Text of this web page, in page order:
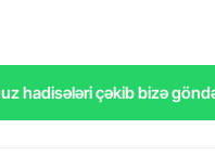
hadisələri çəkib bizə